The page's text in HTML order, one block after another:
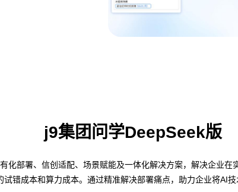
j9集团问学DeepSeek版
部署、信创适配、场景赋能及一体化解决方案，解决企业在
错成本和算力成本。通过精准解决部署痛点，助力企业将AI